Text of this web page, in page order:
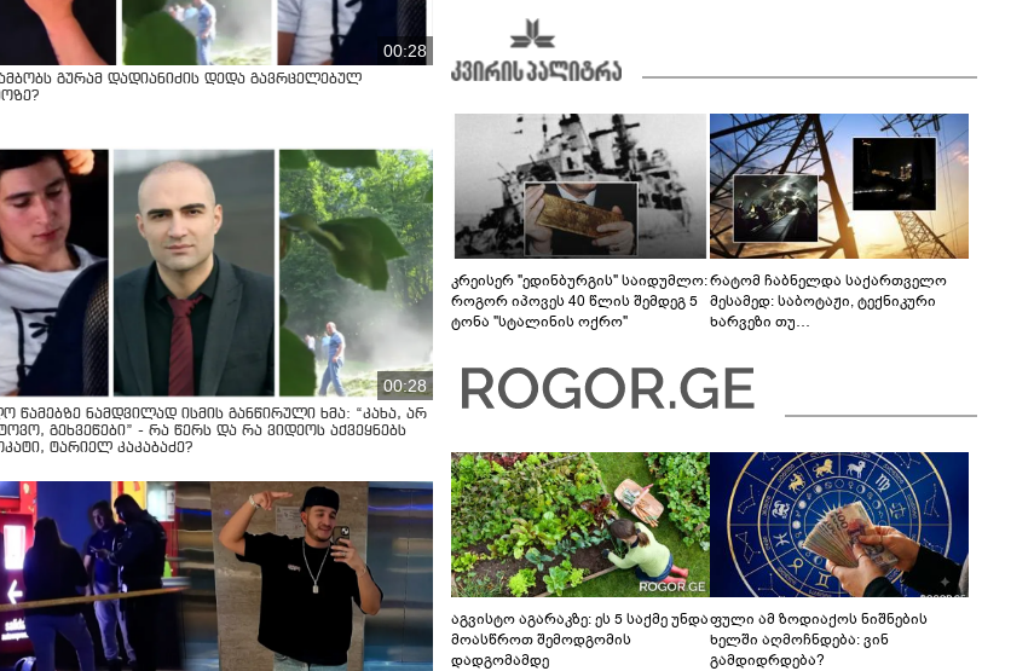
00:28
გურამ დადიანიძის დედა გავრცელებულ
00:28
წამებზე ნამდვილად ისმის განწირული ხმა: “კახა, არ
გეხვეწები” - რა წერს და რა ვიდეოს აქვეყნებს
ტარიელ კაკაბაძე?
კრეისერ "ედინბურგის" საიდუმლო:
როგორ იპოვეს 40 წლის შემდეგ 5
ტონა "სტალინის ოქრო"
რატომ ჩაბნელდა საქართველო
მესამედ: საბოტაჟი, ტექნიკური
ხარვეზი თუ
აგვისტო აგარაკზე: ეს 5 საქმე უნდა
მოასწროთ შემოდგომის
დადგომამდე
ფული ამ ზოდიაქოს ნიშნების
ხელში აღმოჩნდება: ვინ
გამდიდრდება?